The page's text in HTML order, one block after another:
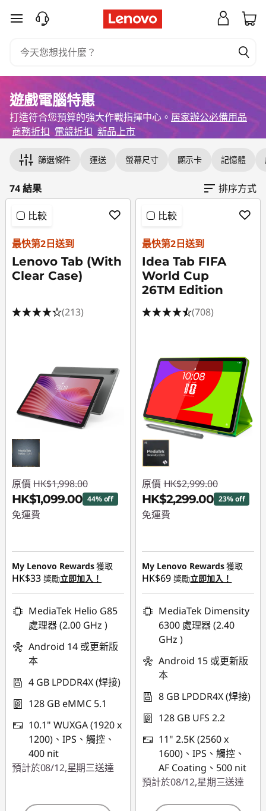
我
最
優
惠
遊
戲
電
腦
套
餐
跳至主要內容
遊戲電腦特惠
打造符合您預算的強大作戰指揮中心。居家辦公必備用品
商務折扣 電競折扣 新品上市
篩選條件 運送 螢幕尺寸 顯示卡 記憶體
74 結果 排序方式
比較
最快第2日送到
Lenovo Tab (With
Clear Case)
(213)
原價 HK$1,998.00
HK$1,099.00 44% off
免運費
My Lenovo Rewards獲取
HK$33 獎勵立即加入！
MediaTek Helio G85
處理器 (2.00 GHz )
Android 14 或更新版
本
4 GB LPDDR4X (焊接)
128 GB eMMC 5.1
10.1" WUXGA (1920 x
1200)、IPS、觸控、
400 nit
預計於08/12,星期三送達
比較
最快第2日送到
Idea Tab FIFA
World Cup
26TM Edition
(708)
原價 HK$2,999.00
HK$2,299.00 23% off
免運費
My Lenovo Rewards獲取
HK$69 獎勵立即加入！
MediaTek Dimensity
6300 處理器 (2.40
GHz )
Android 15 或更新版
本
8 GB LPDDR4X (焊接)
128 GB UFS 2.2
11" 2.5K (2560 x
1600)、IPS、觸控、
AF Coating、500 nit
預計於08/12,星期三送達